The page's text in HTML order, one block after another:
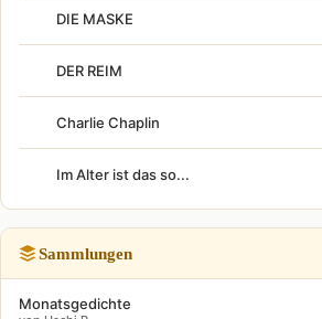
DIE MASKE
DER REIM
Charlie Chaplin
Im Alter ist das so...
Sammlungen
Monatsgedichte